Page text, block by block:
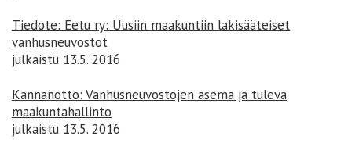
Tiedote: Eetu ry: Uusiin maakuntiin lakisääteiset
vanhusneuvostot
julkaistu 13.5. 2016
Kannanotto: Vanhusneuvostojen asema ja tuleva
maakuntahallinto
julkaistu 13.5. 2016